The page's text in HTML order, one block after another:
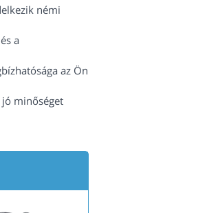
némi
a
az Ön
minőséget